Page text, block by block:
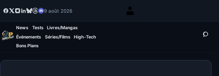
9 août 2026
News Tests
Livres/Mangas
Événements
Séries/Films
High-Tech
Bons Plans